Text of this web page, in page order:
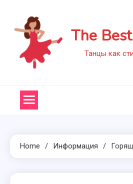
content
The
Танцы как
Home Информация